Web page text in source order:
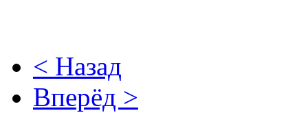
< Назад
Вперёд >